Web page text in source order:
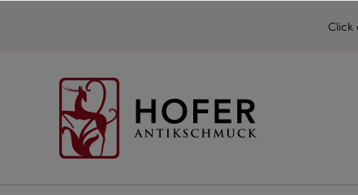
Click